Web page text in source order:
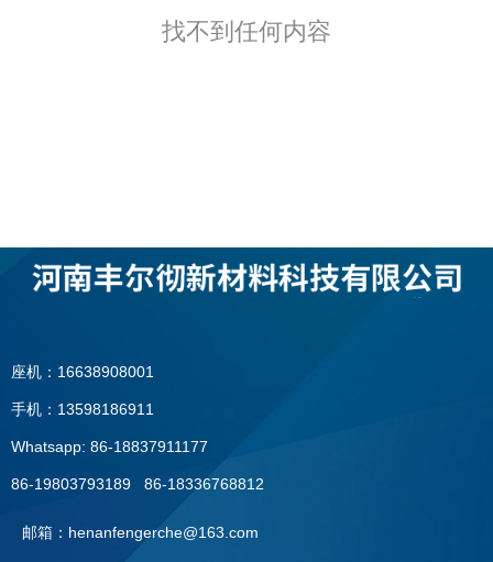
找不到任何内容
座机：16638908001
手机：13598186911
Whatsapp: 86-18837911177
86-19803793189 86-18336768812
邮箱：henanfengerche@163.com